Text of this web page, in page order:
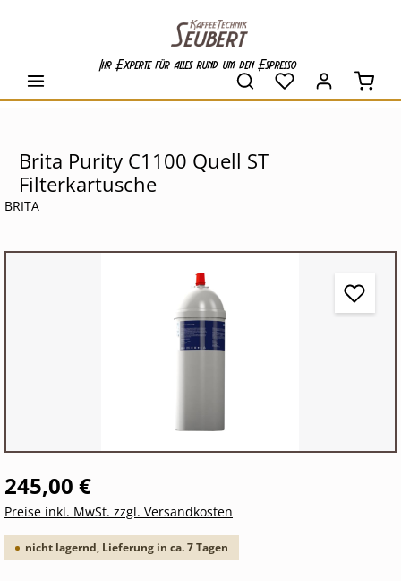
Ihr Experte für alles rund um den Espresso
Brita Purity C1100 Quell ST
Filterkartusche
BRITA
245,00 €
Preise inkl. MwSt. zzgl. Versandkosten
nicht lagernd, Lieferung in ca. 7 Tagen